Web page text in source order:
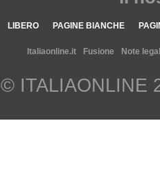
LIBERO PAGINE BIANCHE
Italiaonline.it Fusione Note
© ITALIAONLINE